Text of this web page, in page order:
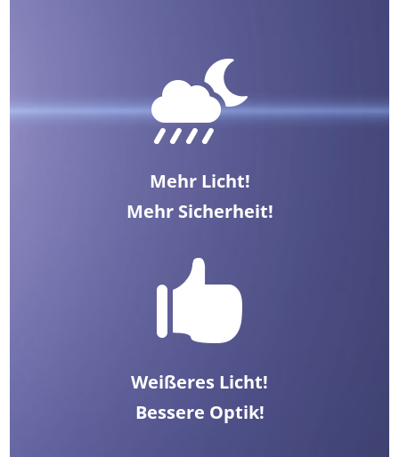

Mehr Licht!
Mehr Sicherheit!

Weißeres Licht!
Bessere Optik!